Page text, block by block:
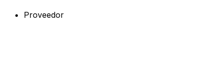
Proveedor